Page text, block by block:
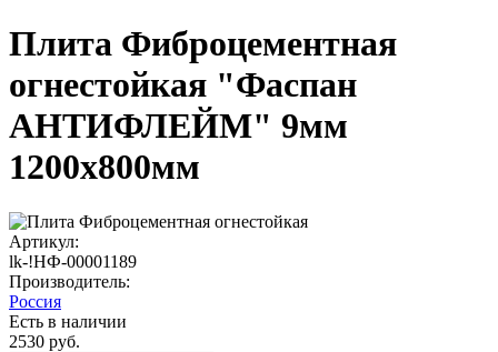
Плита Фиброцементная
огнестойкая "Фаспан
АНТИФЛЕЙМ" 9мм
1200х800мм
Артикул:
lk-!НФ-00001189
Производитель:
Россия
Есть в наличии
2530 руб.